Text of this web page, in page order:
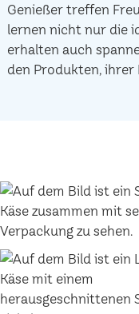
Genießer treffen
lernen nicht nur die
erhalten auch
den Produkten,